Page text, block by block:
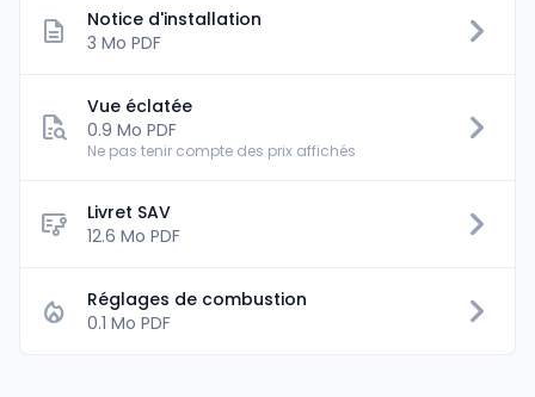
Notice d'installation
3 Mo PDF
Vue éclatée
0.9 Mo PDF
Ne pas tenir compte des prix affichés
flowsheet
Livret SAV
12.6 Mo PDF
Réglages de combustion
0.1 Mo PDF